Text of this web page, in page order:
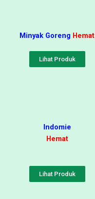
Minyak Goreng Hemat
Lihat Produk
Indomie
Hemat
Lihat Produk